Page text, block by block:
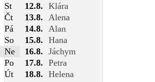
St
12.8. Klára
Čt
13.8.
Alena
Pá
14.8.
Alan
So
15.8. Hana
Ne
16.8. Jáchym
Po
17.8. Petra
Út
18.8. Helena